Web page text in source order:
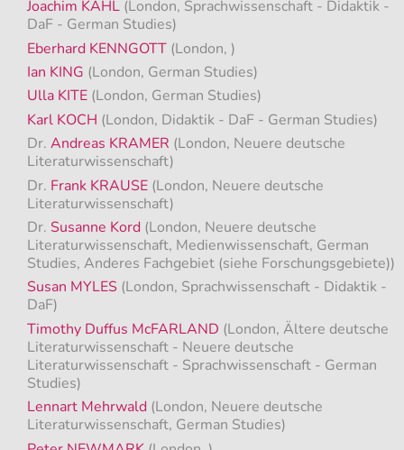
Joachim KAHL (London, Sprachwissenschaft - Didaktik -
DaF - German Studies)
Eberhard KENNGOTT (London, )
Ian KING (London, German Studies)
Ulla KITE (London, German Studies)
Karl KOCH (London, Didaktik - DaF - German Studies)
Dr. Andreas KRAMER (London, Neuere deutsche
Literaturwissenschaft)
Dr. Frank KRAUSE (London, Neuere deutsche
Literaturwissenschaft)
Dr. Susanne Kord (London, Neuere deutsche
Literaturwissenschaft, Medienwissenschaft, German
Studies, Anderes Fachgebiet (siehe Forschungsgebiete))
Susan MYLES (London, Sprachwissenschaft - Didaktik -
DaF)
Timothy Duffus McFARLAND (London, Ältere deutsche
Literaturwissenschaft - Neuere deutsche
Literaturwissenschaft - Sprachwissenschaft - German
Studies)
Lennart Mehrwald (London, Neuere deutsche
Literaturwissenschaft, German Studies)